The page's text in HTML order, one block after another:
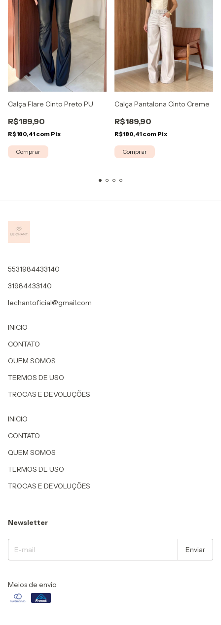
Calça Flare Cinto Preto PU
R$189,90
R$180,41 com Pix
Comprar
Calça Pantalona Cinto Creme
R$189,90
R$180,41 com Pix
Comprar
5531984433140
31984433140
lechantoficial@gmail.com
INICIO
CONTATO
QUEM SOMOS
TERMOS DE USO
TROCAS E DEVOLUÇÕES
INICIO
CONTATO
QUEM SOMOS
TERMOS DE USO
TROCAS E DEVOLUÇÕES
Newsletter
Meios de envio